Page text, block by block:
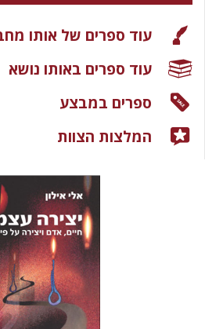
עוד ספרים של אותו
עוד ספרים באותו נושא
ספרים במבצע
המלצות הצוות